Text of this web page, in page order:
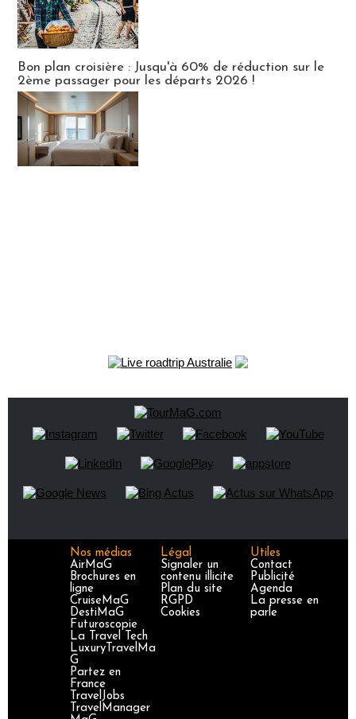
Bon plan croisière : Jusqu'à 60% de réduction sur le
2ème passager pour les départs 2026 !
Nos médias
AirMaG
Brochures en
ligne
CruiseMaG
DestiMaG
Futuroscopie
La Travel Tech
LuxuryTravelMa
G
Partez en
France
TravelJobs
TravelManager
Légal
Signaler un
contenu illicite
Plan du site
RGPD
Cookies
Utiles
Contact
Publicité
Agenda
La presse en
parle